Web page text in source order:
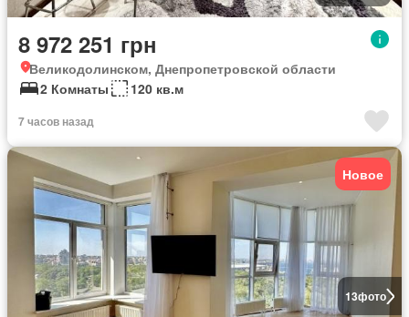
8 972 251 грн
Великодолинском, Днепропетровской области
2 Комнаты
120 кв.м
7 часов назад
13фото
Новое